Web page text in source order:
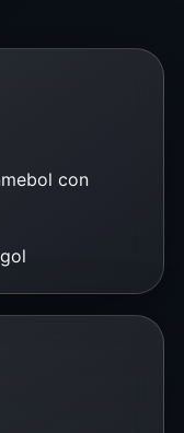
con